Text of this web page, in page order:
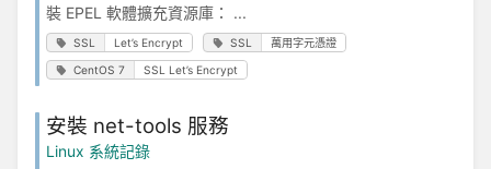
裝 EPEL 軟體擴充資源庫： ...
SSL Let’s Encrypt SSL 萬用字元憑證
CentOS 7 SSL Let’s Encrypt
安裝 net-tools 服務
Linux 系統記錄